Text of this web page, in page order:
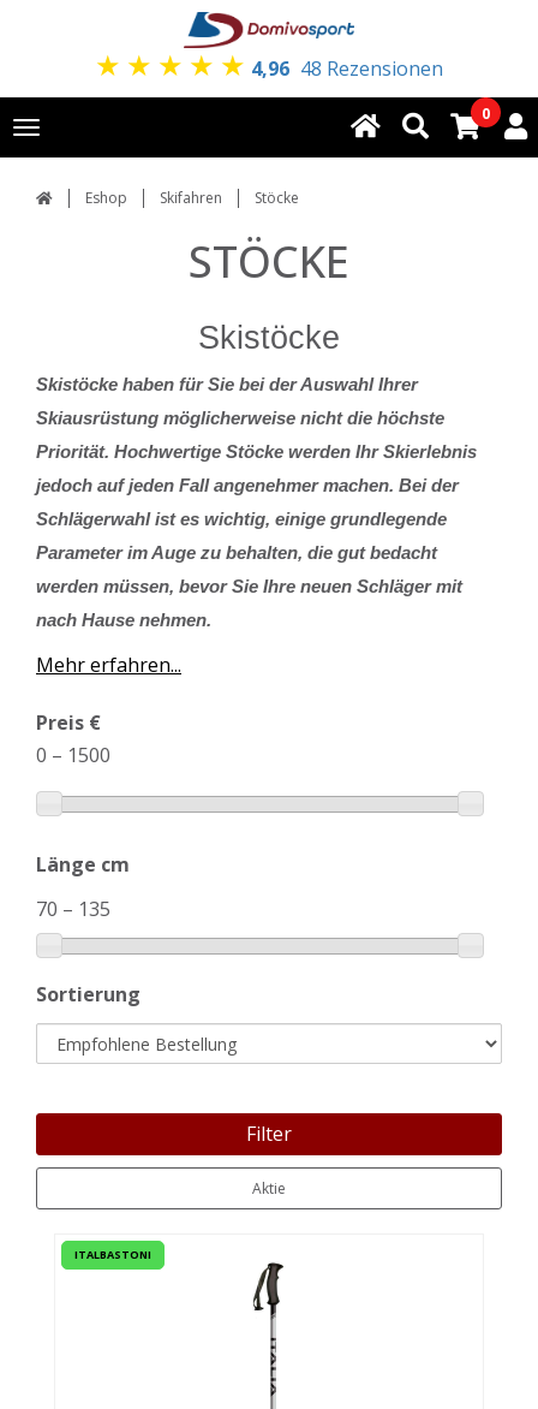
★ ★ ★ ★ ★ 4,96 48 Rezensionen
Toggle
navigation
0
Eshop Skifahren Stöcke
STÖCKE
Skistöcke
Skistöcke haben für Sie bei der Auswahl Ihrer
Skiausrüstung möglicherweise nicht die höchste
Priorität. Hochwertige Stöcke werden Ihr Skierlebnis
jedoch auf jeden Fall angenehmer machen. Bei der
Schlägerwahl ist es wichtig, einige grundlegende
Parameter im Auge zu behalten, die gut bedacht
werden müssen, bevor Sie Ihre neuen Schläger mit
nach Hause nehmen.
Mehr erfahren...
Preis €
0 – 1500
Länge cm
70 – 135
Sortierung
Filter
Aktie
ITALBASTONI